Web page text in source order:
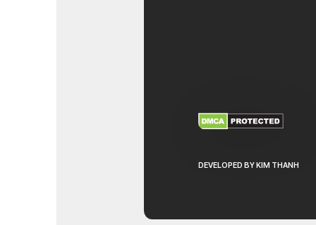
DEVELOPED BY KIM THANH
XEM THÊM